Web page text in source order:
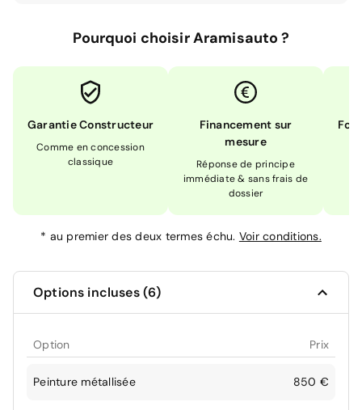
Pourquoi choisir Aramisauto ?
Garantie Constructeur
Comme en concession
classique
Financement sur
mesure
Réponse de principe
immédiate & sans frais de
dossier
* au premier des deux termes échu. Voir conditions.
Options incluses (6)
Option Prix
Peinture métallisée 850 €